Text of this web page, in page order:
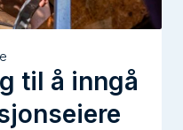
til å inngå